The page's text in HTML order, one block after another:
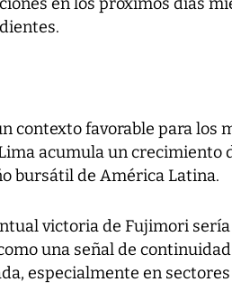
en los próximos días
contexto favorable para los
acumula un crecimiento
bursátil de América Latina.
victoria de Fujimori
una señal de
especialmente en